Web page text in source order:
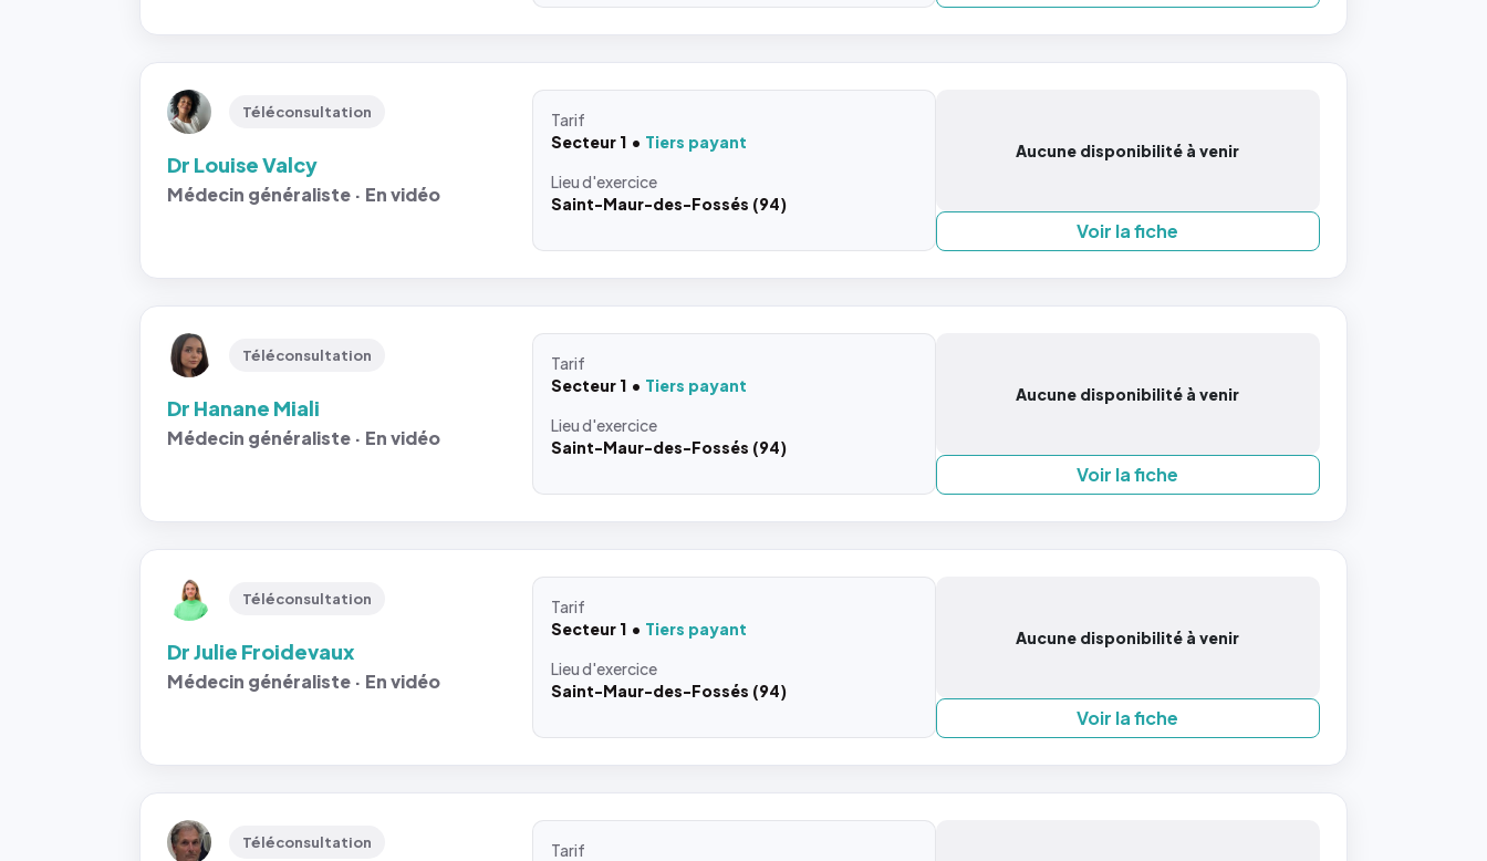
Téléconsultation
Dr Louise Valcy
Médecin généraliste · En vidéo
Tarif
Secteur 1
Tiers payant
Lieud'exercice
Saint-Maur-des-Fossés (94)
Aucune disponibilité à venir
Voir la fiche
Téléconsultation
Dr Hanane Miali
Médecin généraliste · En vidéo
Tarif
Secteur 1
Tiers payant
Lieud'exercice
Saint-Maur-des-Fossés (94)
Aucune disponibilité à venir
Voir la fiche
Téléconsultation
Dr Julie Froidevaux
Médecin généraliste · En vidéo
Tarif
Secteur 1
Tiers payant
Lieud'exercice
Saint-Maur-des-Fossés (94)
Aucune disponibilité à venir
Voir la fiche
Téléconsultation
Tarif